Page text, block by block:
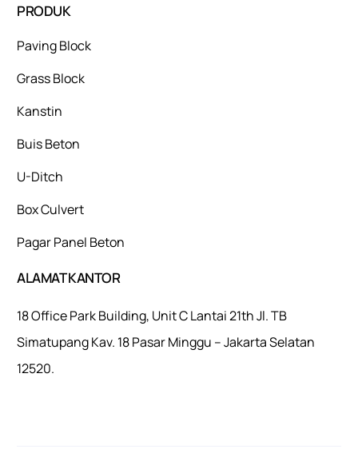
PRODUK
Paving Block
Grass Block
Kanstin
Buis Beton
U-Ditch
Box Culvert
Pagar Panel Beton
ALAMAT KANTOR
18 Office Park Building, Unit C Lantai 21th Jl. TB
Simatupang Kav. 18 Pasar Minggu – Jakarta Selatan
12520.